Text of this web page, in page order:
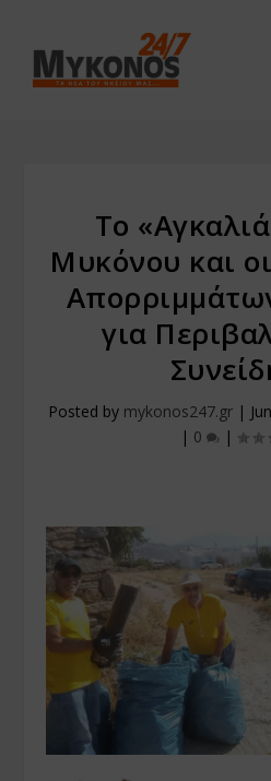
Το
Μυκόνου και
για
Posted by mykonos247.gr|
| 0 |